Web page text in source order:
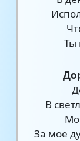
Ты
В
За мое